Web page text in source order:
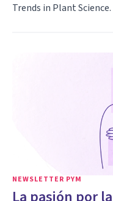
Trends in Plant Science.
NEWSLETTER PYM